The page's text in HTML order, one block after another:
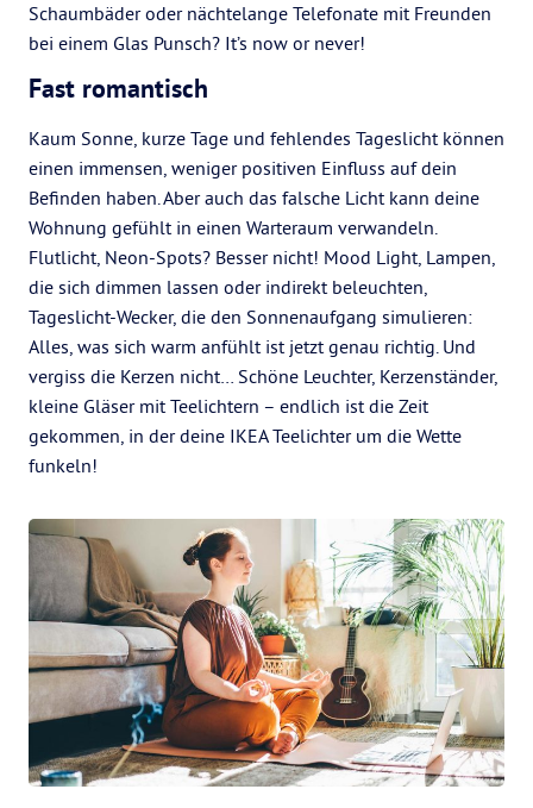
Schaumbäder oder nächtelange Telefonate mit Freunden
bei einem Glas Punsch? It’s now or never!
Fast romantisch
Kaum Sonne, kurze Tage und fehlendes Tageslicht können
einen immensen, weniger positiven Einfluss auf dein
Befinden haben. Aber auch das falsche Licht kann deine
Wohnung gefühlt in einen Warteraum verwandeln.
Flutlicht, Neon-Spots? Besser nicht! Mood Light, Lampen,
die sich dimmen lassen oder indirekt beleuchten,
Tageslicht-Wecker, die den Sonnenaufgang simulieren:
Alles, was sich warm anfühlt ist jetzt genau richtig. Und
vergiss die Kerzen nicht… Schöne Leuchter, Kerzenständer,
kleine Gläser mit Teelichtern – endlich ist die Zeit
gekommen, in der deine IKEA Teelichter um die Wette
funkeln!